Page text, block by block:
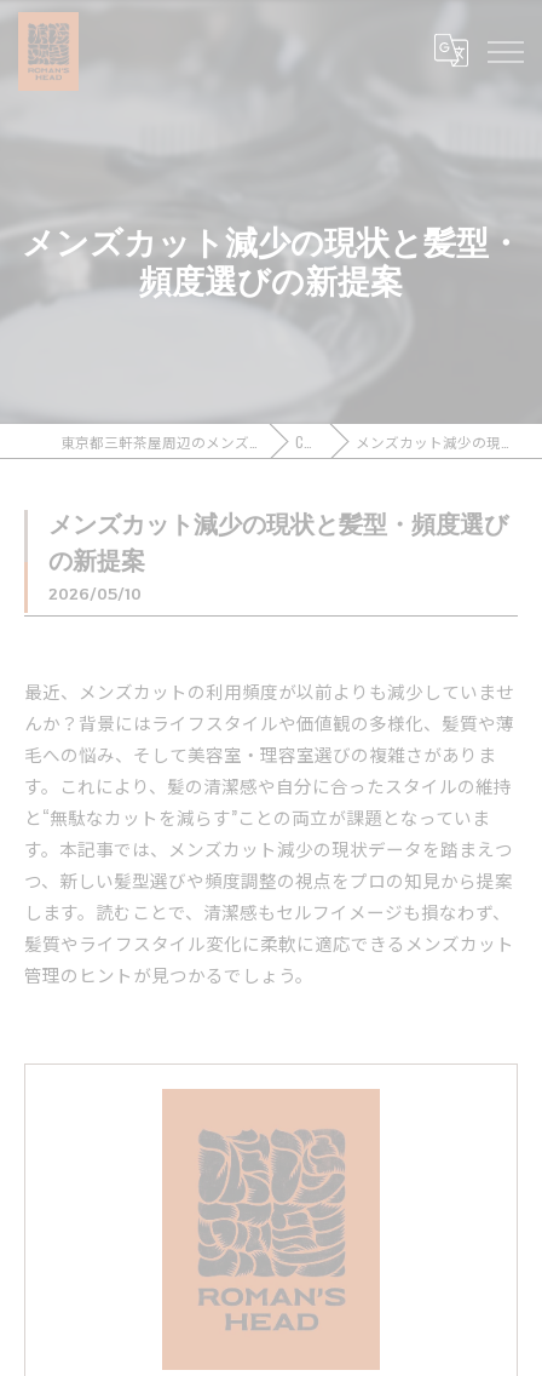
メンズカット減少の現状と髪型・
頻度選びの新提案
COLUMN メンズカット減少の現状と髪型・頻度選びの新提案
メンズカット減少の現状と髪型・頻度選び
の新提案
2026/05/10
最近、メンズカットの利用頻度が以前よりも減少していませ
んか？背景にはライフスタイルや価値観の多様化、髪質や薄
毛への悩み、そして美容室・理容室選びの複雑さがありま
す。これにより、髪の清潔感や自分に合ったスタイルの維持
と“無駄なカットを減らす”ことの両立が課題となっていま
す。本記事では、メンズカット減少の現状データを踏まえつ
つ、新しい髪型選びや頻度調整の視点をプロの知見から提案
します。読むことで、清潔感もセルフイメージも損なわず、
髪質やライフスタイル変化に柔軟に適応できるメンズカット
管理のヒントが見つかるでしょう。